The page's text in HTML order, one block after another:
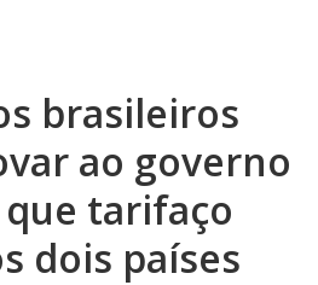
brasileiros
ao governo
tarifaço
dois países